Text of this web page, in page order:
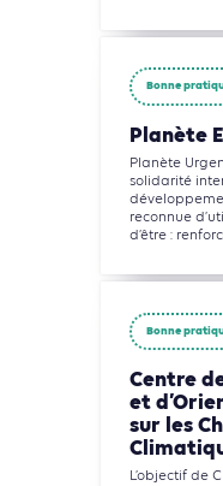
Bonne
Planète
Planète
solidarité
reconnue
d’être :
Bonne
Centre
et
sur les
L’objectif de